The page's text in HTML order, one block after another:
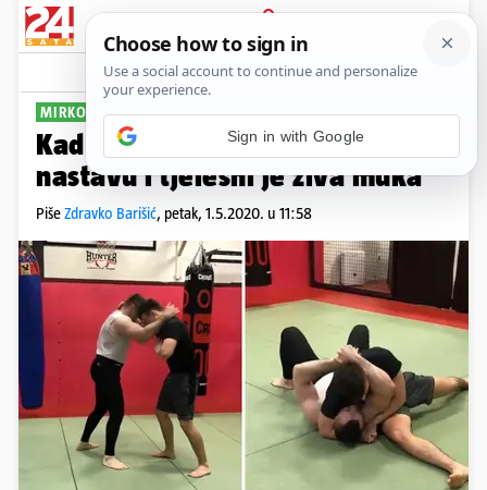
PRIJAVA
Sport Komentari
MIRKO & SIN
Kad ti tata Cro Cop organizira
nastavu i tjelesni je živa muka
PišeZdravko Barišić, petak, 1.5.2020. u 11:58